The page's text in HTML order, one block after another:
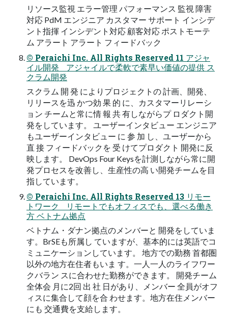
リソース監視 エラー管理 パフォーマンス 監視 障害
対応 PdM エンジニア カスタマー サポート インシデ
ント指揮 インシデント対応 顧客対応 ポストモーテ
ム アラート アラート フィードバック
© Peraichi Inc. All Rights Reserved 11 アジャ
イル開発 アジャイルで柔軟で素早い価値の提供 ス
クラム開発
スクラム 開 発 によりプロジェクトの 計画、開発、
リリースを迅 かつ効 果 的 に、カスタマーリレーシ
ョン チームと常に情 報 共 有しながらプ ロダクト開
発をしています。 ユーザーインタビュー エンジニア
もユーザーインタビュー に 参 加 し、ユーザーから
直 接 フィードバックを 受 けてプロダクト 開発に反
映します。 DevOps Four Keysを計測しながら常に開
発プロセスを改善し、生産性の高 い開発チームを目
指しています。
© Peraichi Inc. All Rights Reserved 13 リモー
トワーク リモートでもオフィスでも、選べる働き
方 ベトナム拠点
ベトナム・ダナン拠点のメンバーと 開発をしていま
す。BrSEも所属し ていますが、基本的には英語でコ
ミュニケーションしています。 地方での勤務 首都圏
以外の地方在住者もいま す。一人一人のライフワー
クバラン スに合わせた勤務ができます。 開発チーム
全体会 月に2回 出 社 日があり、メンバー 全員がオフ
ィスに集合して顔を合 わせます。地方在住メンバー
にも 交通費を支給します。